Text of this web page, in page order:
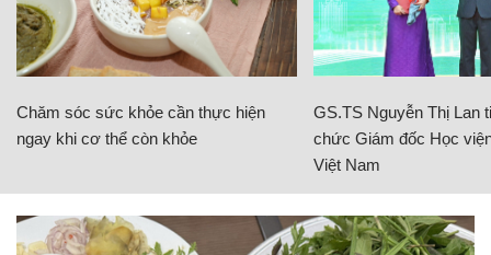
Chăm sóc sức khỏe cần thực hiện
ngay khi cơ thể còn khỏe
GS.TS Nguyễn Thị Lan
chức Giám đốc Học
Việt Nam